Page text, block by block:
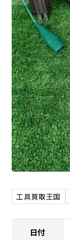
工具買取王国
日付